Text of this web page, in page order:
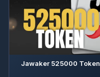
Jawaker 525000 Token